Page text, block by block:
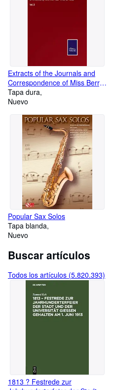
Extracts of the Journals and
Correspondence of Miss Berry
from the Year 1783 to 1852:
Vol. 2
Tapa dura
Nuevo
Popular Sax Solos
Tapa blanda
Nuevo
Buscar artículos
Todos los artículos (5.820.393)
1813 ? Festrede zur